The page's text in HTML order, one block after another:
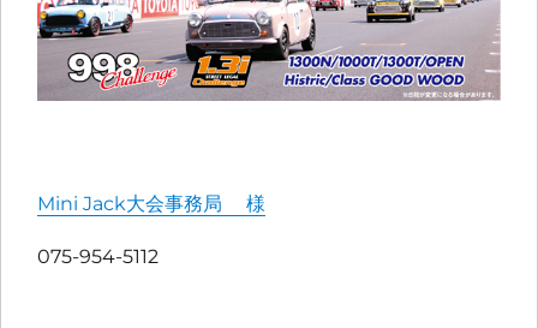
Mini Jack大会事務局 様
075-954-5112